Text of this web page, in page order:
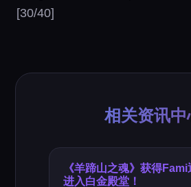
[30/40]
相关资讯中
《羊蹄山之魂》获得
进入白金殿堂！